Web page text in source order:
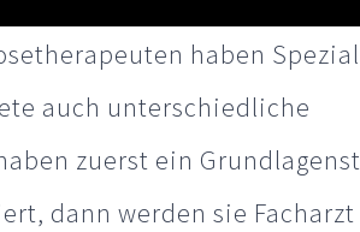
haben
auch unterschiedliche
zuerst ein
dann werden sie